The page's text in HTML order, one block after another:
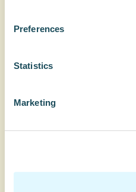
Preferences
Statistics
Marketing